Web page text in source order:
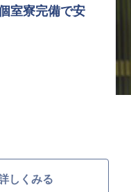
室寮完備で安
しくみる